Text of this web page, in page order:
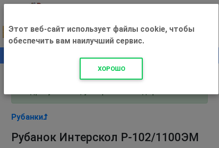
+500 ₽
Внимание! С 3 августа магазин работает по
Рубанки
Рубанок Интерскол Р-102/1100ЭМ
Этот веб-сайт использует файлы cookie, чтобы
обеспечить вам наилучший сервис.
ХОРОШО